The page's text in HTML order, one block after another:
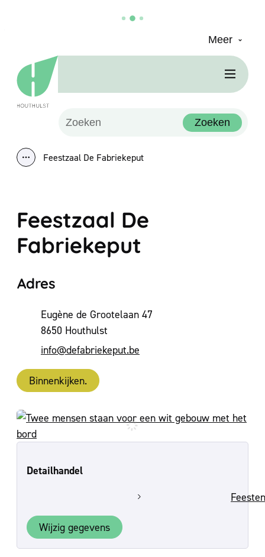
Meer
Houthulst
Waarmee kunnen we jou helpen?
Zoeken
Toon alle broodkruimel items
Feestzaal De Fabriekeput
Feestzaal De
Fabriekeput
Adres
AdresEugène de Grootelaan 47
,8650 Houthulst
E-mailinfo@defabriekeput.be
Binnenkijken.
Detailhandel
Feesten
Wijzig gegevens